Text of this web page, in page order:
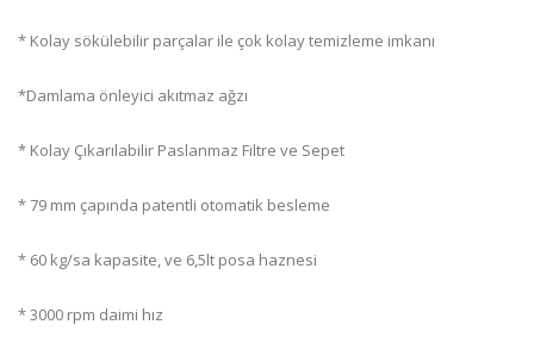
* Kolay sökülebilir parçalar ile çok kolay temizleme imkanı
*Damlama önleyici akıtmaz ağzı
* Kolay Çıkarılabilir Paslanmaz Filtre ve Sepet
* 79 mm çapında patentli otomatik besleme
* 60 kg/sa kapasite, ve 6,5lt posa haznesi
* 3000 rpm daimi hız